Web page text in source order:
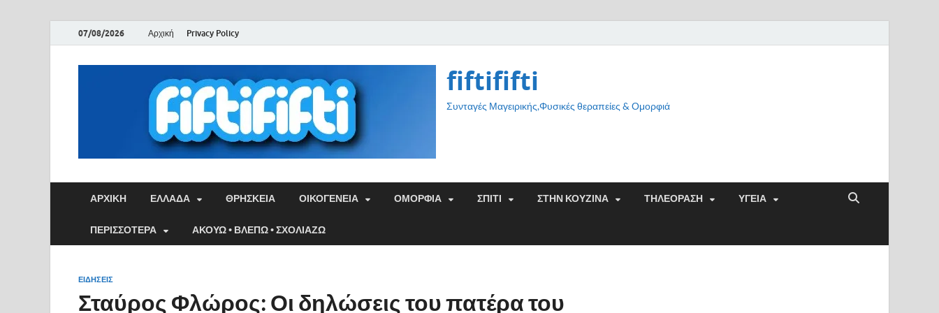
07/08/2026 Αρχική Privacy Policy
fiftififti
Συνταγές Μαγειρικής,Φυσικές θεραπείες & Ομορφιά
ΑΡΧΙΚΉ ΕΛΛΑΔΑ ΘΡΗΣΚΕΙΑ ΟΙΚΟΓΕΝΕΙΑ ΟΜΟΡΦΙΑ ΣΠΙΤΙ ΣΤΗΝ ΚΟΥΖΙΝΑ ΤΗΛΕΟΡΑΣΗ ΥΓΕΙΑ
ΠΕΡΙΣΣΟΤΕΡΑ ΑΚΟΥΩ • ΒΛΕΠΩ • ΣΧΟΛΙΑΖΩ
ΕΙΔΗΣΕΙΣ
Σταύρος Φλώρος: Οι δηλώσεις του πατέρα του